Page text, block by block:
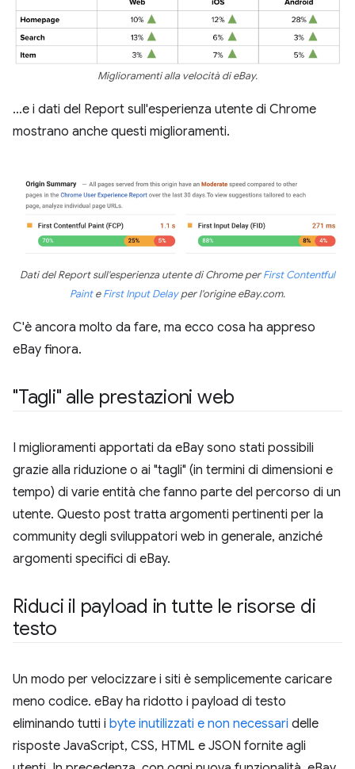
Miglioramenti alla velocità di eBay.
…e i dati del Report sull'esperienza utente di Chrome
mostrano anche questi miglioramenti.
Dati del Report sull'esperienza utente di Chrome perFirst Contentful
PainteFirst Input Delayper l'origine eBay.com.
C'è ancora molto da fare, ma ecco cosa ha appreso
eBay finora.
"Tagli" alle prestazioni web
I miglioramenti apportati da eBay sono stati possibili
grazie alla riduzione o ai "tagli" (in termini di dimensioni e
tempo) di varie entità che fanno parte del percorso di un
utente. Questo post tratta argomenti pertinenti per la
community degli sviluppatori web in generale, anziché
argomenti specifici di eBay.
Riduci il payload in tutte le risorse di
testo
Un modo per velocizzare i siti è semplicemente caricare
meno codice. eBay ha ridotto i payload di testo
eliminando tutti i byte inutilizzati e non necessari delle
risposte JavaScript, CSS, HTML e JSON fornite agli